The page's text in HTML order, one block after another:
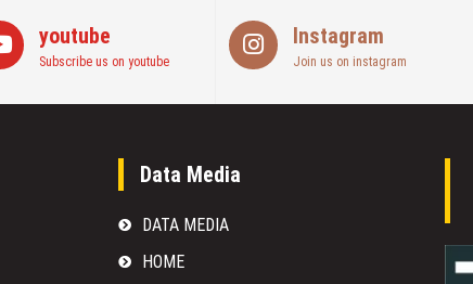
youtube
Subscribe us on youtube
Instagram
Join us on instagram
Data Media
DATA MEDIA
HOME